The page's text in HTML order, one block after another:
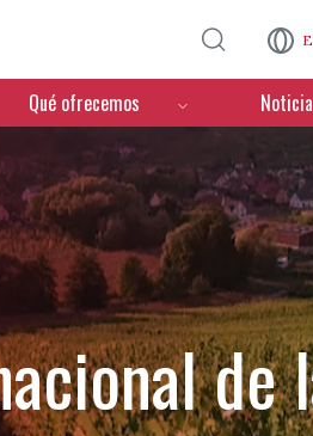
Qué ofrecemos
de